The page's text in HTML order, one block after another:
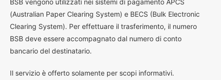
BSB vengono utilizzati nei sistemi di pagamento APCS
(Australian Paper Clearing System) e BECS (Bulk Electronic
Clearing System). Per effettuare il trasferimento, il numero
BSB deve essere accompagnato dal numero di conto
bancario del destinatario.
Il servizio è offerto solamente per scopi informativi.